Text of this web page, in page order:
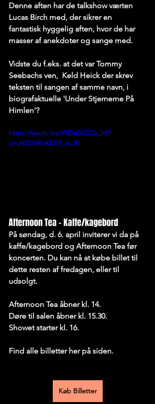
Denne aften har de talkshow værten
Lucas Birch med, der sikrer en
fantastisk hyggelig aften, hvor de har
masser af anekdoter og sange med.
Vidste du f.eks. at det var Tommy
Seebachs ven,  Keld Heick der skrev
teksten til sangen af samme navn, i
biografaktuelle 'Under Stjernerne På
Himlen'?
https://youtu.be/WZm5tQQz_h8?
si=J4SZMKvXSUT_6u30
Afternoon Tea - Kaffe/kagebord
På søndag, d. 6. april inviterer vi da på
kaffe/kagebord og Afternoon Tea før
koncerten. Du kan nå at købe billet til
dette resten af fredagen, eller til
udsolgt.
Afternoon Tea åbner kl. 14.
Døre til salen åbner kl. 15.30.
Showet starter kl. 16.
Find alle billetter her på siden.
Køb Billetter